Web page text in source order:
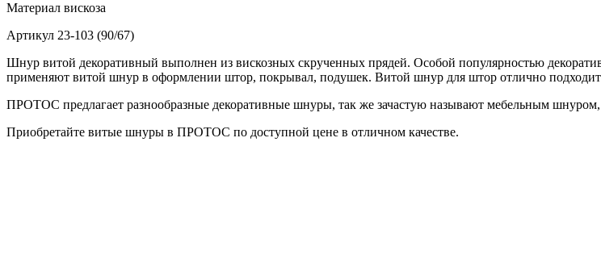
Материал вискоза
Артикул 23-103 (90/67)
Шнур витой декоративный выполнен из вискозных скрученных прядей. Особой популярностью
применяют витой шнур в оформлении штор, покрывал, подушек. Витой шнур для штор отлично
ПРОТОС предлагает разнообразные декоративные шнуры, так же зачастую называют мебельным шнуром,
Приобретайте витые шнуры в ПРОТОС по доступной цене в отличном качестве.